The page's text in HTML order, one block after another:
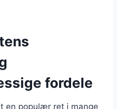
fordele
en populær ret i mange